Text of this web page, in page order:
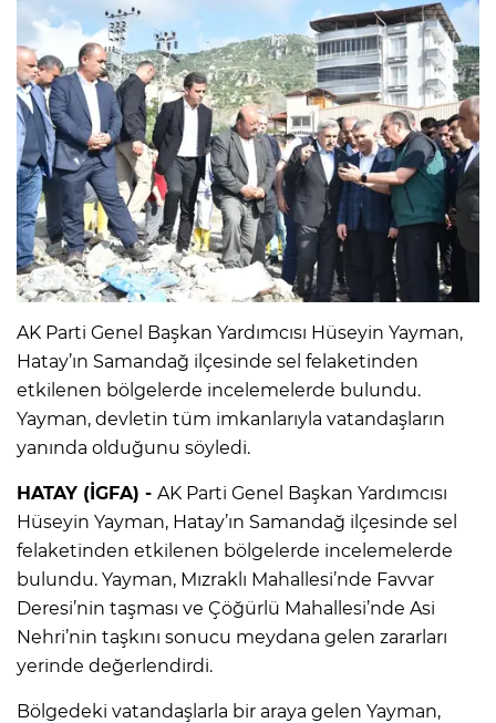
AK Parti Genel Başkan Yardımcısı Hüseyin Yayman,
Hatay’ın Samandağ ilçesinde sel felaketinden
etkilenen bölgelerde incelemelerde bulundu.
Yayman, devletin tüm imkanlarıyla vatandaşların
yanında olduğunu söyledi.
HATAY (İGFA) - AK Parti Genel Başkan Yardımcısı
Hüseyin Yayman, Hatay’ın Samandağ ilçesinde sel
felaketinden etkilenen bölgelerde incelemelerde
bulundu. Yayman, Mızraklı Mahallesi’nde Favvar
Deresi’nin taşması ve Çöğürlü Mahallesi’nde Asi
Nehri’nin taşkını sonucu meydana gelen zararları
yerinde değerlendirdi.
Bölgedeki vatandaşlarla bir araya gelen Yayman,